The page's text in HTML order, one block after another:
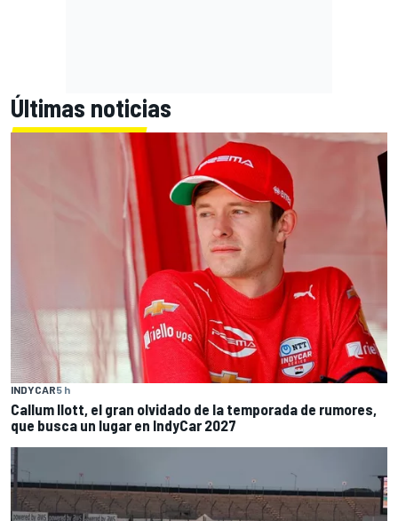
Últimas noticias
INDYCAR5 h
Callum Ilott, el gran olvidado de la temporada de rumores,
que busca un lugar en IndyCar 2027